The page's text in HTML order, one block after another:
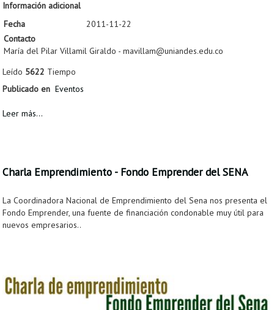
Información adicional
Fecha
2011-11-22
Contacto
María del Pilar Villamil Giraldo - mavillam@uniandes.edu.co
Leído 5622 Tiempo
Publicado en Eventos
Leer más...
Charla Emprendimiento - Fondo Emprender del SENA
La Coordinadora Nacional de Emprendimiento del Sena nos presenta el
Fondo Emprender, una fuente de financiación condonable muy útil para
nuevos empresarios..